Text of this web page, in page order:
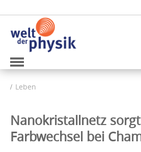
Leben
Nanokristallnetz
Farbwechsel bei